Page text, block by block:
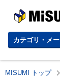
MISUMI | Your
カテゴリ・メ
MISUMI トップ